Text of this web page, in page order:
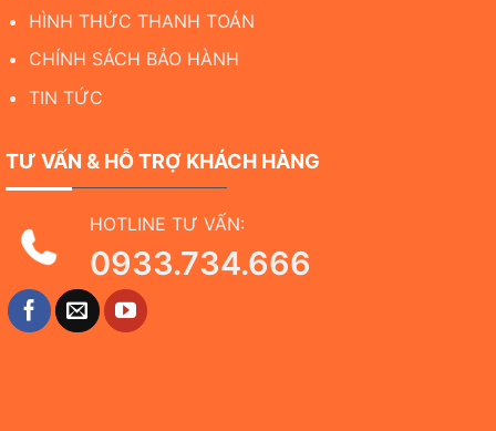
HÌNH THỨC THANH TOÁN
CHÍNH SÁCH BẢO HÀNH
TIN TỨC
TƯ VẤN & HỖ TRỢ KHÁCH HÀNG
HOTLINE TƯ VẤN:
0933.734.666